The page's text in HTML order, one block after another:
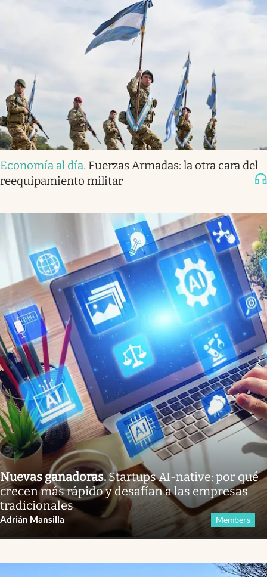
Economía al día. Fuerzas Armadas: la otra cara del
reequipamiento militar
Nuevas ganadoras.Startups AI-native: por qué
crecen más rápido y desafían a las empresas
tradicionales
Adrián Mansilla Members